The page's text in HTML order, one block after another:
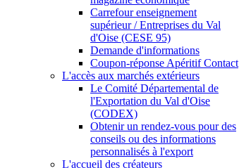
Carrefour enseignement
supérieur / Entreprises du Val
d'Oise (CESE 95)
Demande d'informations
Coupon-réponse Apéritif Contact
L'accès aux marchés extérieurs
Le Comité Départemental de
l'Exportation du Val d'Oise
(CODEX)
Obtenir un rendez-vous pour des
conseils ou des informations
personnalisés à l'export
L'accueil des créateurs